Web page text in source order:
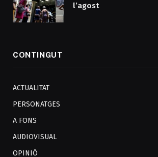
l’agost
CONTINGUT
ACTUALITAT
PERSONATGES
A FONS
AUDIOVISUAL
OPINIÓ